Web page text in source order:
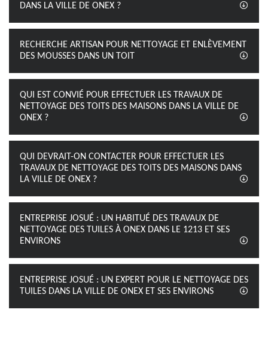
DANS LA VILLE DE ONEX ?
RECHERCHE ARTISAN POUR NETTOYAGE ET ENLÈVEMENT
DES MOUSSES DANS UN TOIT
QUI EST CONVIÉ POUR EFFECTUER LES TRAVAUX DE
NETTOYAGE DES TOITS DES MAISONS DANS LA VILLE DE
ONEX ?
QUI DEVRAIT-ON CONTACTER POUR EFFECTUER LES
TRAVAUX DE NETTOYAGE DES TOITS DES MAISONS DANS
LA VILLE DE ONEX ?
ENTREPRISE JOSUÉ : UN HABITUÉ DES TRAVAUX DE
NETTOYAGE DES TUILES À ONEX DANS LE 1213 ET SES
ENVIRONS
ENTREPRISE JOSUÉ : UN EXPERT POUR LE NETTOYAGE DES
TUILES DANS LA VILLE DE ONEX ET SES ENVIRONS